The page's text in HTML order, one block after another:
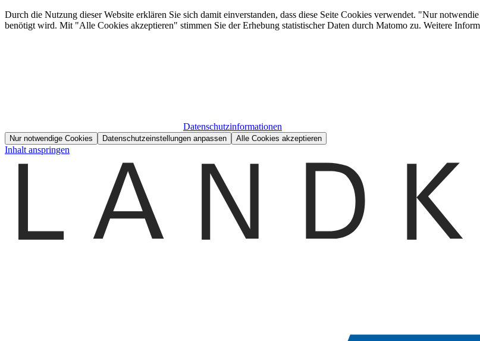
Durch die Nutzung dieser Website erklären Sie sich damit einverstanden, dass diese Seite Cookies verwendet. "Nur
benötigt wird. Mit "Alle Cookies akzeptieren" stimmen Sie der Erhebung statistischer Daten durch Matomo zu. Weitere
Datenschutzinformationen
Nur notwendige Cookies Datenschutzeinstellungen anpassen Alle Cookies akzeptieren
Inhalt anspringen